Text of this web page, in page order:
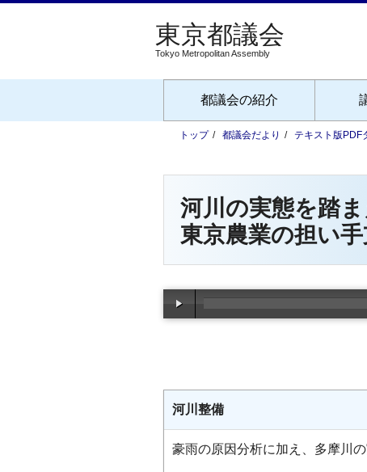
Tokyo Metropolitan Assembly
都議会の紹介
トップ 都議会だより テキスト版PDF
河川の実態を踏
東京農業の担い
河川整備
豪雨の原因分析に加え、多摩川